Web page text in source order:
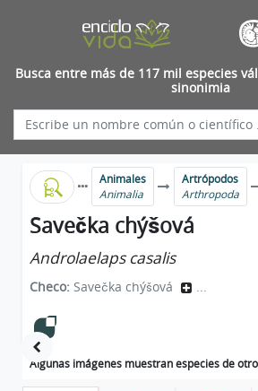
Busca entre más de 117 mil especies
sinonimia
Animales
Animalia
Artrópodos
Arthropoda
Savečka chýšová
Androlaelaps casalis
Checo: Savečka chýšová ...
Algunas imágenes muestran especies de